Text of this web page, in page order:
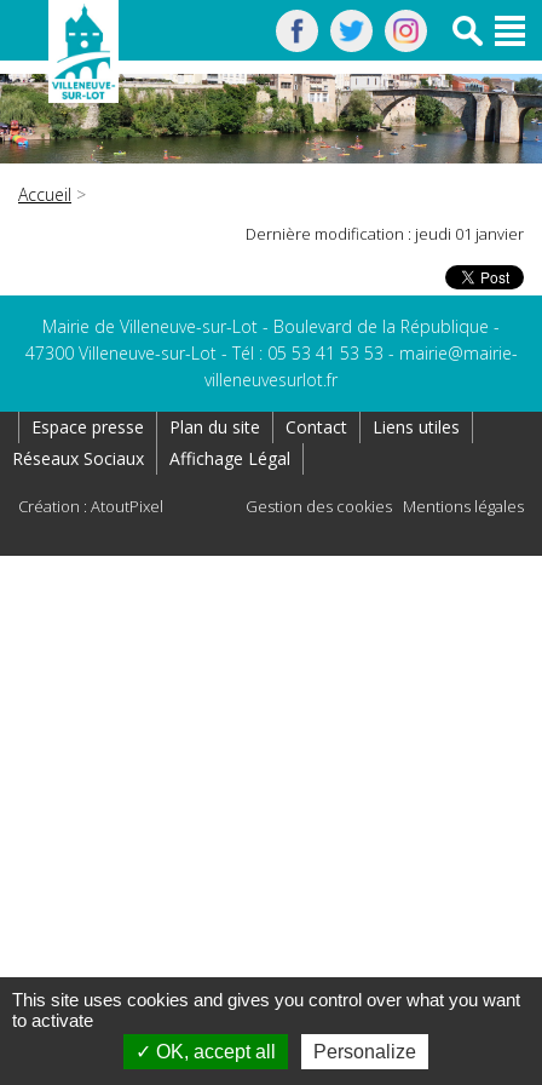
Accueil >
Dernière modification : jeudi 01 janvier
Mairie de Villeneuve-sur-Lot - Boulevard de la République -
47300 Villeneuve-sur-Lot - Tél : 05 53 41 53 53 - mairie@mairie-
villeneuvesurlot.fr
Espace presse Plan du site Contact
Liens utiles
Réseaux Sociaux
Affichage Légal
Création : AtoutPixel Gestion des cookies Mentions légales
This site uses cookies and gives you control over what you want
to activate
OK, accept all
Personalize